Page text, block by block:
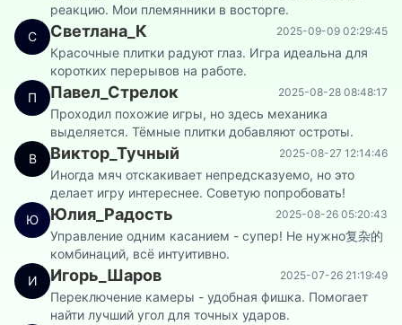
Четыре цвета
Дрифт
Суперкаров
реакцию. Мои племянники в восторге.
С
Светлана_К 2025-09-09 02:29:45
Красочные плитки радуют глаз. Игра идеальна для
коротких перерывов на работе.
П
Павел_Стрелок 2025-08-28 08:48:17
Проходил похожие игры, но здесь механика
выделяется. Тёмные плитки добавляют остроты.
В
Виктор_Тучный 2025-08-27 12:14:46
Иногда мяч отскакивает непредсказуемо, но это
делает игру интереснее. Советую попробовать!
Ю
Юлия_Радость 2025-08-26 05:20:43
Управление одним касанием - супер! Не нужно复杂的
комбинаций, всё интуитивно.
И
Игорь_Шаров 2025-07-26 21:19:49
Переключение камеры - удобная фишка. Помогает
найти лучший угол для точных ударов.